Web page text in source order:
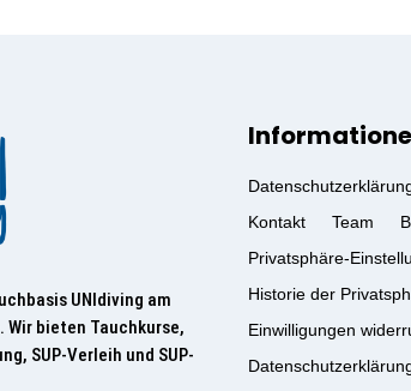
UNIdiving am
Wir bieten Tauchkurse,
SUP-Verleih und SUP-
Kontakt
Team
Privatsphäre-
Historie der
Einwilligungen